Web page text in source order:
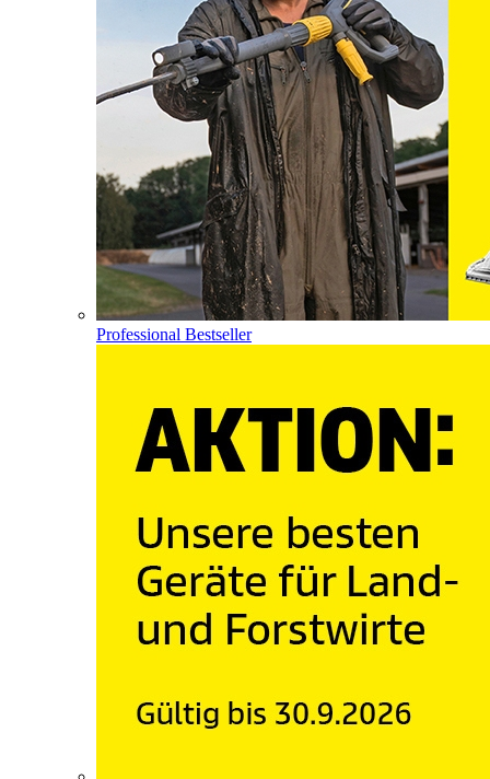
Professional Bestseller